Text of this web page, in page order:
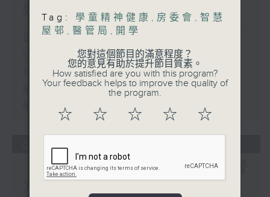
殘酷對待兒童罪成判囚22年
足本 Full (HKT 17:00 - 18:00)
5歲男童被虐致死 母親誤殺及殘酷對待
兒童罪成判囚22年
議員關注教科書價格升幅對基層影響 提
優化學校書簿津貼計劃等建議
05/08/2026
「Fun Coffee」投資騙案 警
Tag: 學童精神健康 , 房委會 , 智慧
屋邨 , 醫管局 , 開學
您對這個節目的滿意程度？
您的意見有助於提升節目質素。
How satisfied are you with this program?
Your feedback helps to improve the quality of
the program.
☆ ☆ ☆ ☆ ☆